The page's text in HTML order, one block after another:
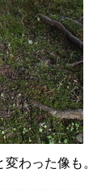
わった像も。